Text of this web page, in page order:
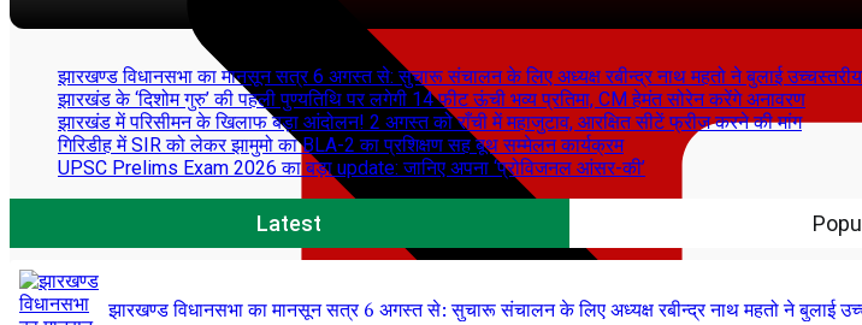
झारखण्ड विधानसभा का मानसून सत्र 6 अगस्त से: सुचारू संचालन के लिए अध्यक्ष रबीन्द्र नाथ महतो ने बुलाई
झारखंड के ‘दिशोम गुरु’ की पहली पुण्यतिथि पर लगेगी 14 फीट ऊंची भव्य प्रतिमा, CM हेमंत सोरेन करेंगे अनावरण
झारखंड में परिसीमन के खिलाफ बड़ा आंदोलन! 2 अगस्त को राँची में महाजुटाव, आरक्षित सीटें फ्रीज करने की मांग
गिरिडीह में SIR को लेकर झामुमो का BLA-2 का प्रशिक्षण सह बूथ सम्मेलन कार्यक्रम
UPSC Prelims Exam 2026 का बड़ा update: जानिए अपना ‘प्रोविजनल आंसर-की’
Latest
झारखण्ड विधानसभा का मानसून सत्र 6 अगस्त से: सुचारू संचालन के लिए अध्यक्ष रबीन्द्र नाथ महतो ने बुलाई